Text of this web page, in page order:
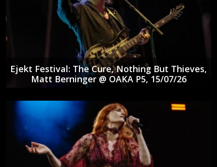
Ejekt Festival: The Cure, Nothing But Thieves,
Matt Berninger @ ΟΑΚΑ P5, 15/07/26